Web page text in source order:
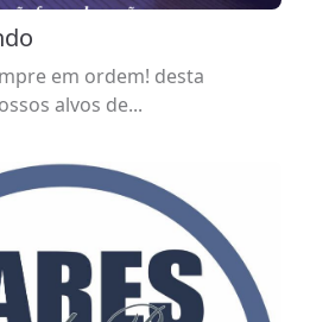
em ordem! desta
alvos de...